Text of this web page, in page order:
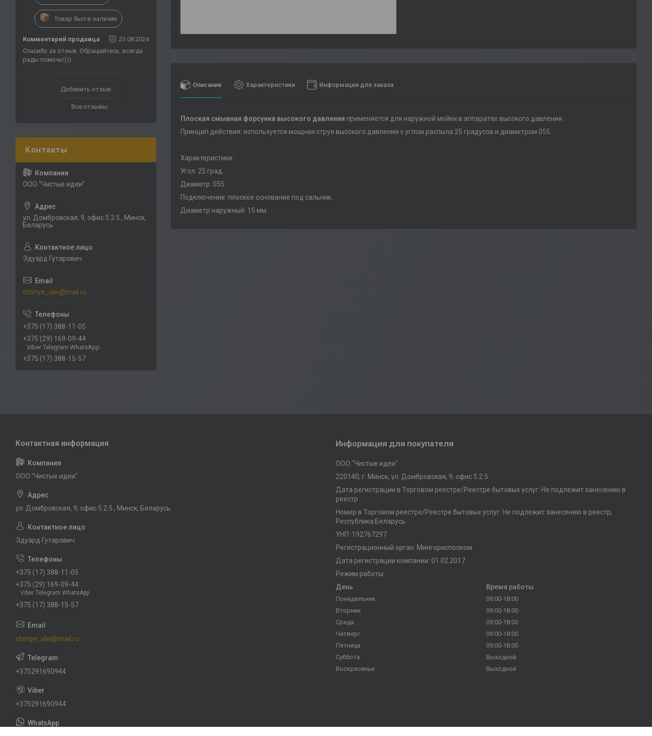
Описание Характеристики Информация для заказа
Плоская смывная форсунка высокого давления применяется для наружной мойки в аппаратах высокого давления.
Принцип действия: используется мощная струя высокого давления с углом распыла 25 градусов и диаметром 055.
Характеристики:
Угол: 25 град.
Диаметр: 055
Подключение: плоское основание под сальник.
Диаметр наружный: 15 мм.
Товар был в наличии
Комментарий продавца
23.08.2024
Спасибо за отзыв. Обращайтесь, всегда
рады помочь!)))
Добавить отзыв
Все отзывы
ООО "Чистые идеи"
ул. Домбровская, 9, офис 5.2.5., Минск,
Беларусь
Эдуард Гутарович
chistye_idei@mail.ru
+375 (17) 388-11-05
+375 (29) 169-09-44
Viber Telegram WhatsApp
+375 (17) 388-15-57
ООО "Чистые идеи"
ул. Домбровская, 9, офис 5.2.5., Минск, Беларусь
Эдуард Гутарович
+375 (17) 388-11-05
+375 (29) 169-09-44
Viber Telegram WhatsApp
+375 (17) 388-15-57
chistye_idei@mail.ru
+375291690944
+375291690944
Информация для покупателя
ООО "Чистые идеи"
220140, г. Минск, ул. Домбровская, 9, офис 5.2.5.
Дата регистрации в Торговом реестре/Реестре бытовых услуг: Не подлежит занесению в
реестр
Номер в Торговом реестре/Реестре бытовых услуг: Не подлежит занесению в реестр,
Республика Беларусь
УНП: 192767297
Регистрационный орган: Мингорисполком
Дата регистрации компании: 01.02.2017
Режим работы:
День
Время работы
Понедельник
09:00-18:00
Вторник
09:00-18:00
Среда
09:00-18:00
Четверг
09:00-18:00
Пятница
09:00-18:00
Суббота
Выходной
Воскресенье
Выходной